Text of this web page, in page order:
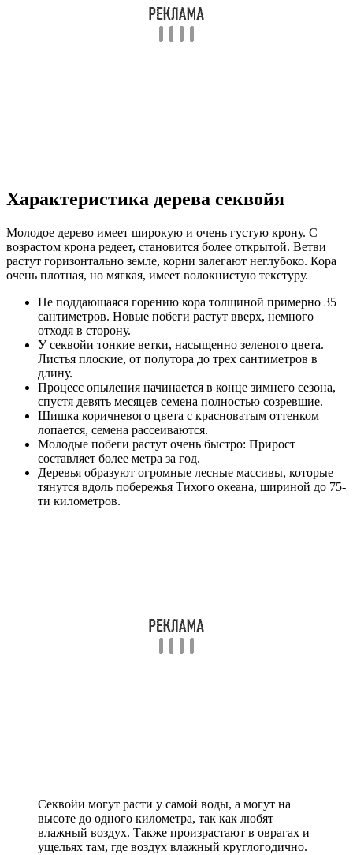
Характеристика дерева секвойя
Молодое дерево имеет широкую и очень густую крону. С
возрастом крона редеет, становится более открытой. Ветви
растут горизонтально земле, корни залегают неглубоко. Кора
очень плотная, но мягкая, имеет волокнистую текстуру.
Не поддающаяся горению кора толщиной примерно 35
сантиметров. Новые побеги растут вверх, немного
отходя в сторону.
У секвойи тонкие ветки, насыщенно зеленого цвета.
Листья плоские, от полутора до трех сантиметров в
длину.
Процесс опыления начинается в конце зимнего сезона,
спустя девять месяцев семена полностью созревшие.
Шишка коричневого цвета с красноватым оттенком
лопается, семена рассеиваются.
Молодые побеги растут очень быстро: Прирост
составляет более метра за год.
Деревья образуют огромные лесные массивы, которые
тянутся вдоль побережья Тихого океана, шириной до 75-
ти километров.
Секвойи могут расти у самой воды, а могут на
высоте до одного километра, так как любят
влажный воздух. Также произрастают в оврагах и
ущельях там, где воздух влажный круглогодично.